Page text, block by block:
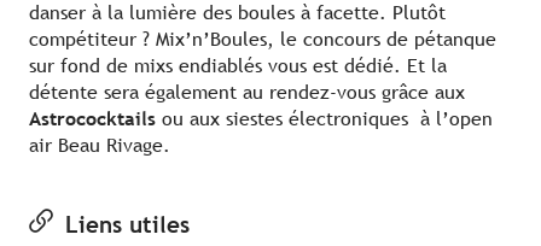
danser à la lumière des boules à facette. Plutôt
compétiteur ? Mix’n’Boules, le concours de pétanque
sur fond de mixs endiablés vous est dédié. Et la
détente sera également au rendez-vous grâce aux
Astrococktails ou aux siestes électroniques à l’open
air Beau Rivage.
Liens utiles